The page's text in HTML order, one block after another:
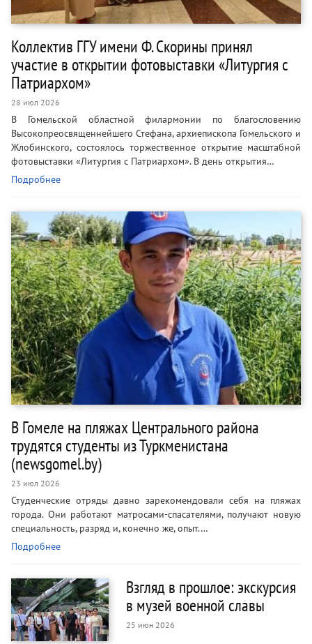
Коллектив ГГУ имени Ф. Скорины принял
участие в открытии фотовыставки «Литургия с
Патриархом»
28 июл 2026
В Гомельской областной филармонии по благословению
Высокопреосвященнейшего Стефана, архиепископа Гомельского и
Жлобинского, состоялось торжественное открытие масштабной
фотовыставки «Литургия с Патриархом». В день открытия…
Подробнее
В Гомеле на пляжах Центрального района
трудятся студенты из Туркменистана
(newsgomel.by)
23 июл 2026
Студенческие отряды давно зарекомендовали себя на пляжах
города. Они работают матросами-спасателями, получают новую
специальность, разряд и, конечно же, опыт.…
Подробнее
Взгляд в прошлое: экскурсия
в музей военной славы
25 июн 2026